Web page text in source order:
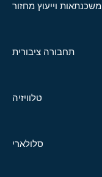
משכנתאות וייעוץ מחזור
תחבורה ציבורית
טלוויזיה
סלולארי